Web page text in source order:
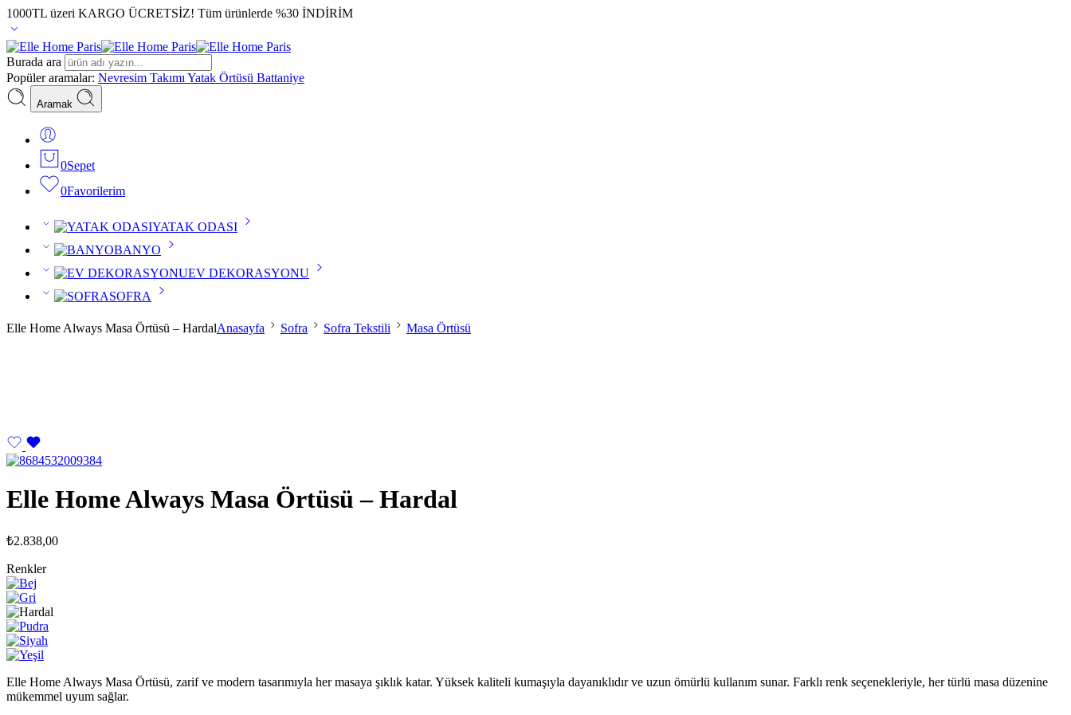
1000TL üzeri KARGO ÜCRETSİZ! Tüm ürünlerde %30 İNDİRİM
Burada ara
Popüler aramalar: Nevresim Takımı Yatak Örtüsü Battaniye
Aramak
0Sepet
0Favorilerim
YATAK ODASI
BANYO
EV DEKORASYONU
SOFRA
Elle Home Always Masa Örtüsü – HardalAnasayfa Sofra Sofra Tekstili Masa Örtüsü
Elle Home Always Masa Örtüsü – Hardal
₺2.838,00
Renkler
Elle Home Always Masa Örtüsü, zarif ve modern tasarımıyla her masaya şıklık katar. Yüksek kaliteli kumaşıyla dayanıklıdır ve uzun ömürlü kullanım sunar. Farklı renk seçenekleriyle, her türlü masa düzenine
mükemmel uyum sağlar.